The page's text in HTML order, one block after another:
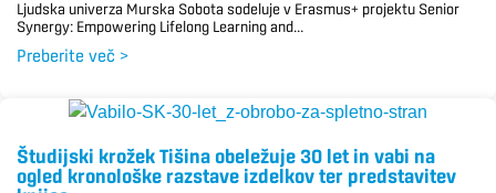
Ljudska univerza Murska Sobota sodeluje v Erasmus+ projektu Senior
Synergy: Empowering Lifelong Learning and...
Preberite več >
Študijski krožek Tišina obeležuje 30 let in vabi na
ogled kronološke razstave izdelkov ter predstavitev